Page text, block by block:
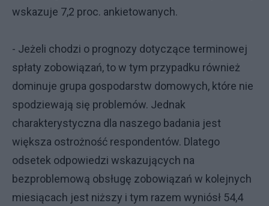
wskazuje 7,2 proc. ankietowanych.
- Jeżeli chodzi o prognozy dotyczące terminowej
spłaty zobowiązań, to w tym przypadku również
dominuje grupa gospodarstw domowych, które nie
spodziewają się problemów. Jednak
charakterystyczna dla naszego badania jest
większa ostrożność respondentów. Dlatego
odsetek odpowiedzi wskazujących na
bezproblemową obsługę zobowiązań w kolejnych
miesiącach jest niższy i tym razem wyniósł 54,4